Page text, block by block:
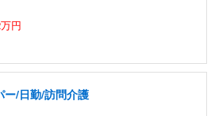
円
ー/日勤/訪問介護